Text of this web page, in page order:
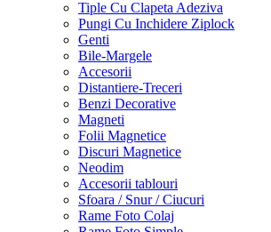
Tiple Cu Clapeta Adeziva
Pungi Cu Inchidere Ziplock
Genti
Bile-Margele
Accesorii
Distantiere-Treceri
Benzi Decorative
Magneti
Folii Magnetice
Discuri Magnetice
Neodim
Accesorii tablouri
Sfoara / Snur / Ciucuri
Rame Foto Colaj